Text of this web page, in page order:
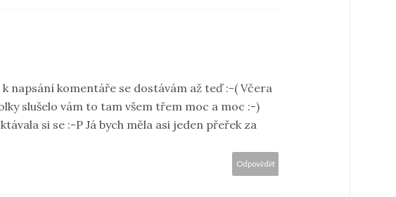
napsání komentáře se dostávám až teď :-( Včera
slušelo vám to tam všem třem moc a moc :-)
si se :-P Já bych měla asi jeden přeřek za
Odpovědět